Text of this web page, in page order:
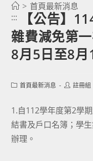
> 首頁最新消息
:::
【公告】
雜費減免第
8月5日至8月
Post首頁最新消息
Post註冊組
1.自112學年度第2學
結書及戶口名簿；學
辦理。